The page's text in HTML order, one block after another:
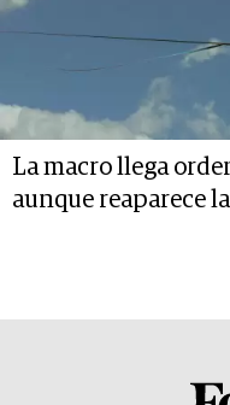
La macro llega
aunque reaparece